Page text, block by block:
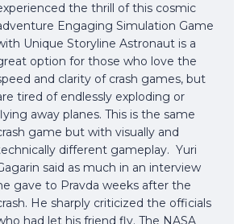
the thrill of this cosmic
Engaging Simulation Game
Unique Storyline Astronaut is a
option for those who love the
and clarity of crash games, but
tired of endlessly exploding or
away planes. This is the same
game but with visually and
different gameplay. Yuri
said as much in an interview
gave to Pravda weeks after the
He sharply criticized the officials
had let his friend fly. The NASA